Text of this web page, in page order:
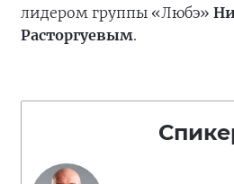
лидером группы «Любэ»
Расторгуевым.